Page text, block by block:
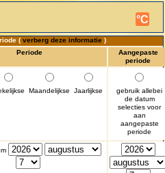
°C
( verberg deze informatie )
Periode
Aangepaste
periode
Maandelijkse Jaarlijkse
gebruik allebei
de datum
selecties voor
aan
aangepaste
periode